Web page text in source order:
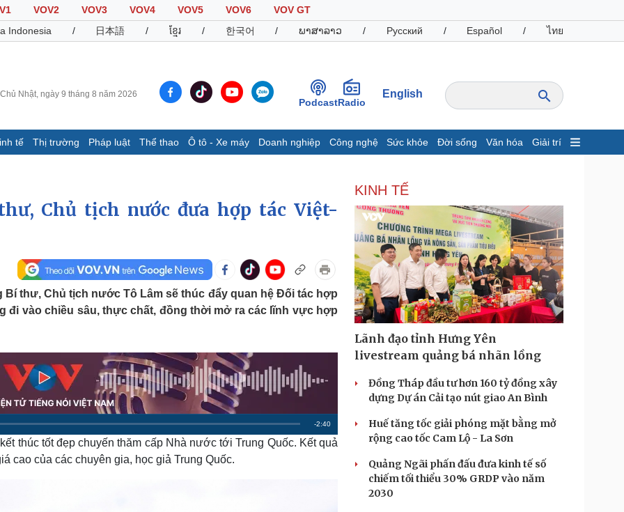
VOV2 VOV3 VOV4 VOV5 VOV6
VOV GT
Indonesia
/ 日本語 / ខ្មែរ / 한국어 / ພາສາລາວ / Русский / Español / ไทย
Chủ Nhật, ngày 9 tháng 8 năm 2026
PodcastRadio
English
tế Thị trường Pháp luật Thể thao Ô tô - Xe máy Doanh nghiệp Công nghệ Sức khỏe Đời sống Văn hóa Giải trí
Cuộc sống đó đây
Hồ sơ
Ảnh
E-Magazine
Bất động sản
Khởi nghiệp
Tiêu dùng
Tỷ giá
Chứng khoán
Giá cà phê
Thể thao
Bóng đá
Lịch thi đấu bóng đá
Hậu trường
Ô tô - Xe máy
Ô tô
Xe máy
Doanh nghiệp
Thông tin doanh nghiệp
Doanh nghiệp 24h
Doanh nhân
Vì cộng đồng
Công nghệ
Sành điệu
Tin Công nghệ
Trải nghiệm
Chuyển đổi số
Văn hóa
Sân khấu - Điện ảnh
Văn học
Âm nhạc
Di sản
Giải trí
Nghệ sĩ
Thời trang
Sao Việt
Du lịch
Săn Tour
check-in
Podcast
Câu chuyện thời sự
Đọc truyện đêm khuya
Cửa sổ tình yêu
Hạt giống tâm hồn
Chủ tịch nước đưa hợp tác Việt-
Bí thư, Chủ tịch nước Tô Lâm sẽ thúc đẩy quan hệ Đối tác hợp
đi vào chiều sâu, thực chất, đồng thời mở ra các lĩnh vực hợp
R
e
-2:40
thúc tốt đẹp chuyến thăm cấp Nhà nước tới Trung Quốc. Kết quả
cao của các chuyên gia, học giả Trung Quốc.
KINH TẾ
Lãnh đạo tỉnh Hưng Yên
livestream quảng bá nhãn lồng
Đồng Tháp đầu tư hơn 160 tỷ đồng xây
dựng Dự án Cải tạo nút giao An Bình
Huế tăng tốc giải phóng mặt bằng mở
rộng cao tốc Cam Lộ - La Sơn
Quảng Ngãi phấn đấu đưa kinh tế số
chiếm tối thiểu 30% GRDP vào năm
2030